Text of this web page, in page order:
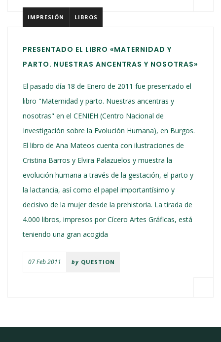
IMPRESIÓN LIBROS
PRESENTADO EL LIBRO «MATERNIDAD Y
PARTO. NUESTRAS ANCENTRAS Y NOSOTRAS»
El pasado día 18 de Enero de 2011 fue presentado el
libro "Maternidad y parto. Nuestras ancentras y
nosotras" en el CENIEH (Centro Nacional de
Investigación sobre la Evolución Humana), en Burgos.
El libro de Ana Mateos cuenta con ilustraciones de
Cristina Barros y Elvira Palazuelos y muestra la
evolución humana a través de la gestación, el parto y
la lactancia, así como el papel importantísimo y
decisivo de la mujer desde la prehistoria. La tirada de
4.000 libros, impresos por Cícero Artes Gráficas, está
teniendo una gran acogida
07 Feb 2011 by QUESTION